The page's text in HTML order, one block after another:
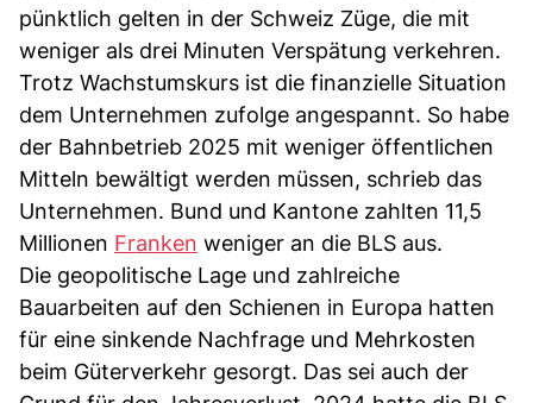
pünktlich gelten in der Schweiz Züge, die mit
weniger als drei Minuten Verspätung verkehren.
Trotz Wachstumskurs ist die finanzielle Situation
dem Unternehmen zufolge angespannt. So habe
der Bahnbetrieb 2025 mit weniger öffentlichen
Mitteln bewältigt werden müssen, schrieb das
Unternehmen. Bund und Kantone zahlten 11,5
Millionen Franken weniger an die BLS aus.
Die geopolitische Lage und zahlreiche
Bauarbeiten auf den Schienen in Europa hatten
für eine sinkende Nachfrage und Mehrkosten
beim Güterverkehr gesorgt. Das sei auch der